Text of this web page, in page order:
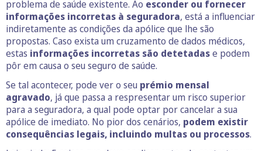
problema de saúde existente. Ao esconder ou fornecer
informações incorretas à seguradora, está a influenciar
indiretamente as condições da apólice que lhe são
propostas. Caso exista um cruzamento de dados médicos,
estas informações incorretas são detetadase podem
pôr em causa o seu seguro de saúde.
Se tal acontecer, pode ver o seu prémio mensal
agravado, já que passa a respresentar um risco superior
para a seguradora, a qual pode optar por cancelar a sua
apólice de imediato. No pior dos cenários, podem existir
consequências legais, incluindo multas ou processos.